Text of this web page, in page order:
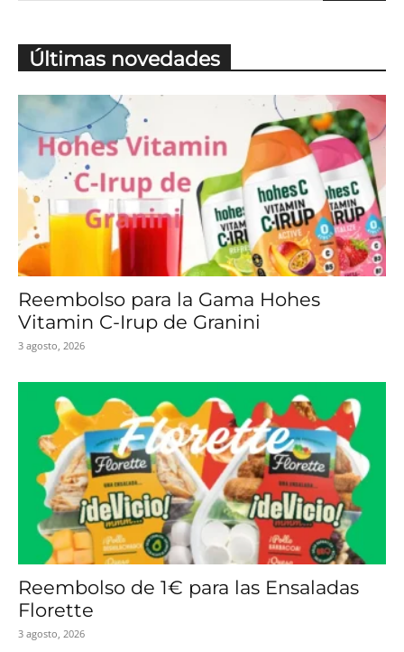
Últimas novedades
Reembolso para la Gama Hohes
Vitamin C-Irup de Granini
3 agosto, 2026
Reembolso de 1€ para las Ensaladas
Florette
3 agosto, 2026